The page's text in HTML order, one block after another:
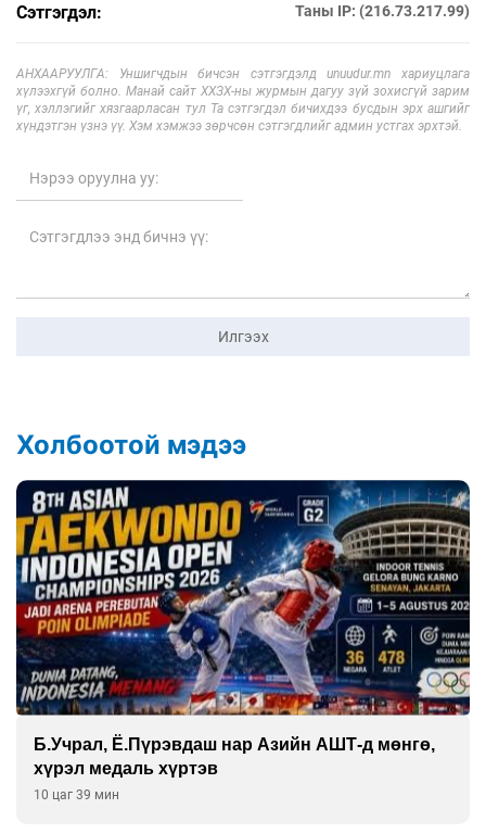
Сэтгэгдэл: Таны IP: (216.73.217.99)
АНХААРУУЛГА: Уншигчдын бичсэн сэтгэгдэлд unuudur.mn хариуцлага
хүлээхгүй болно. Манай сайт ХХЗХ-ны журмын дагуу зүй зохисгүй зарим
үг, хэллэгийг хязгаарласан тул Та сэтгэгдэл бичихдээ бусдын эрх ашгийг
хүндэтгэн үзнэ үү. Хэм хэмжээ зөрчсөн сэтгэгдлийг админ устгах эрхтэй.
Илгээх
Холбоотой мэдээ
Монгол Улсын эмэгтэй шигшээ баг өмсгөлөө
гардан авлаа
Өчигдөр 18 цаг 31 мин